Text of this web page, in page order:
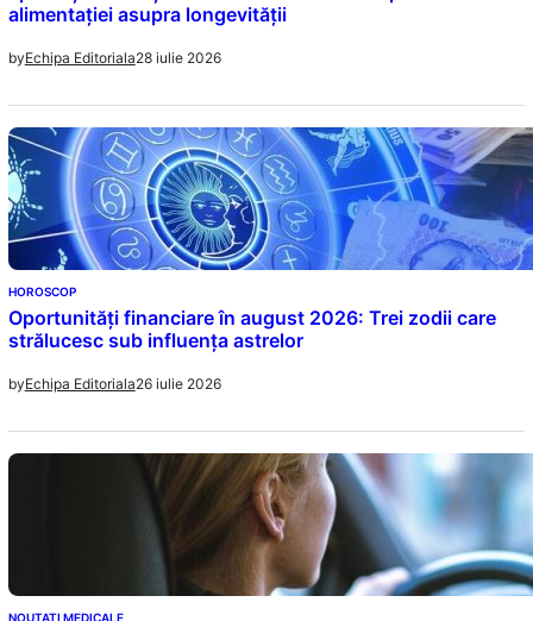
alimentației asupra longevității
byEchipa Editoriala28 iulie 2026
HOROSCOP
Oportunități financiare în august 2026: Trei zodii care
strălucesc sub influența astrelor
byEchipa Editoriala26 iulie 2026
NOUTATI MEDICALE